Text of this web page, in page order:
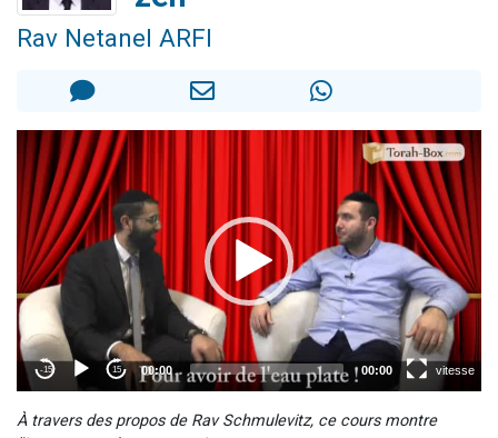
Il reste 49 places pour étudier en groupe sur Zoom
Eli vient de donner son Maasser
Rav Netanel ARFI
À travers des propos de Rav Schmulevitz, ce cours montre